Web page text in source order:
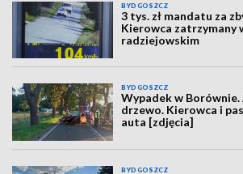
BYDGOSZCZ
3 tys. zł mandatu za
Kierowca zatrzymany
radziejowskim
BYDGOSZCZ
Wypadek w
drzewo. Kierowca i
auta [zdjęcia]
BYDGOSZCZ